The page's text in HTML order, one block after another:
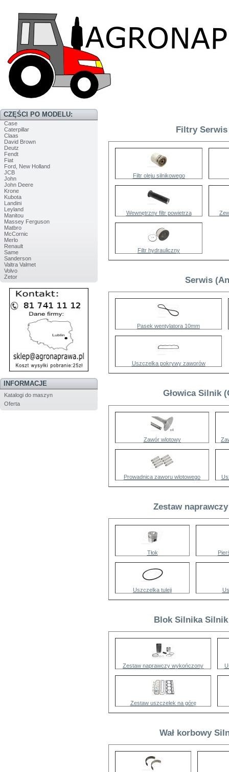
CZĘŚCI PO MODELU:
Case
Caterpillar
Claas
David Brown
Deutz
Fendt
Fiat
Ford, New Holland
JCB
John
John Deere
Krone
Kubota
Landini
Leyland
Manitou
Massey Ferguson
Matbro
McCornic
Merlo
Renault
Same
Sanderson
Valtra Valmet
Volvo
Zetor
INFORMACJE
Katalogi do maszyn
Oferta
Filtry
Filtr oleju silnikowego
Wewnętrzny filtr powietrza
Filtr hydrauliczny
Serwis
Pasek wentylatora 10mm
Uszczelka pokrywy zaworów
Głowica Silnik
Zawór wlotowy
Prowadnica zaworu wlotowego
Zestaw
Tłok
Uszczelka tuleji
Blok Silnika
Zestaw naprawczy wykończony
Zestaw uszczelek na górę
Wał korbowy